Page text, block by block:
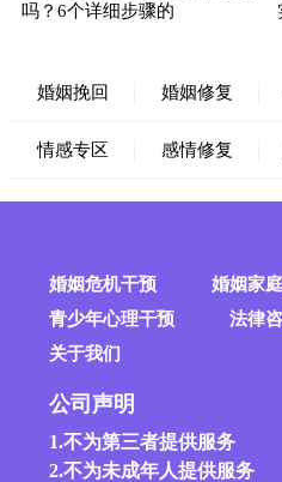
吗？6个详细步骤的
婚姻挽回 婚姻修复
情感专区 感情修复
婚姻危机干预 婚姻家
青少年心理干预
法律
关于我们
公司声明
1.不为第三者提供服务
2.不为未成年人提供服务